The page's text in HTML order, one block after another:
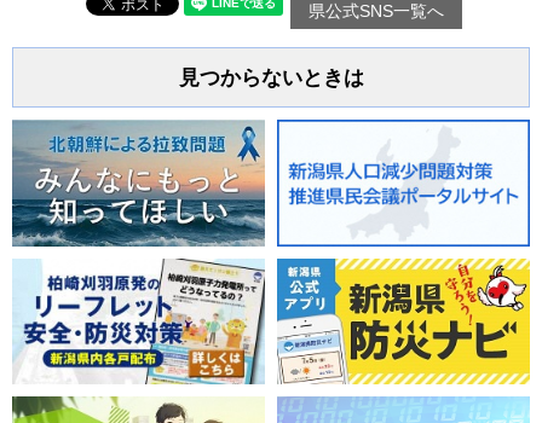
県公式SNS一覧へ
見つからないときは